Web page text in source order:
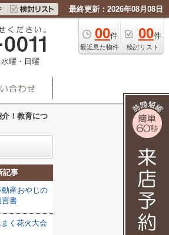
最終更新：2026年08月08日
00件
最近見た物件
00件
検討リスト
水曜・日曜
！教育につ
記事
動産おやじの
言書
まく花火大会